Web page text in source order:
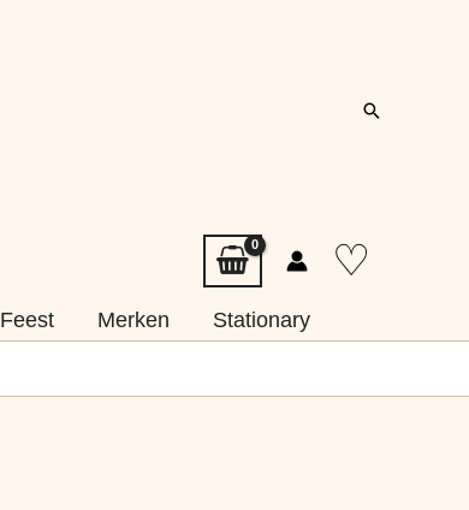
Zoeken
♡
Feest Merken
Stationary